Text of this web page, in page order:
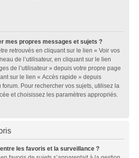
mes propres messages et sujets ?
retrouvés en cliquant sur le lien « Voir vos
de l’utilisateur, en cliquant sur le lien
de l’utilisateur » depuis votre propre page
sur le lien « Accès rapide » depuis
forum. Pour rechercher vos sujets, utilisez la
et choisissez les paramètres appropriés.
les favoris et la surveillance ?